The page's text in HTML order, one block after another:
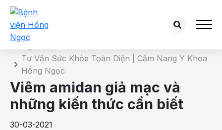
Chi tiết bài tư vấn
Tư Vấn Sức Khỏe Toàn Diện | Cẩm Nang Y Khoa
Hồng Ngọc
Viêm amidan giả mạc và
những kiến thức cần biết
30-03-2021